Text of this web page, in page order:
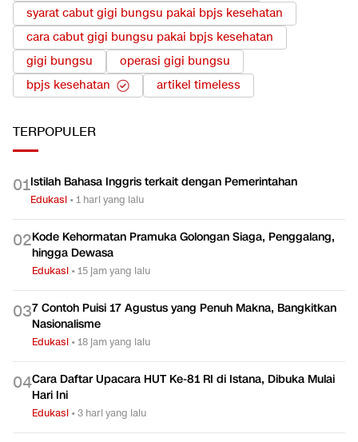
syarat cabut gigi bungsu pakai bpjs kesehatan
cara cabut gigi bungsu pakai bpjs kesehatan
gigi bungsu
operasi gigi bungsu
bpjs kesehatan
artikel timeless
TERPOPULER
01Istilah Bahasa Inggris terkait dengan Pemerintahan
Edukasi •1 hari yang lalu
02Kode Kehormatan Pramuka Golongan Siaga, Penggalang,
hingga Dewasa
Edukasi •15 jam yang lalu
037 Contoh Puisi 17 Agustus yang Penuh Makna, Bangkitkan
Nasionalisme
Edukasi •18 jam yang lalu
04Cara Daftar Upacara HUT Ke-81 RI di Istana, Dibuka Mulai
Hari Ini
Edukasi •3 hari yang lalu